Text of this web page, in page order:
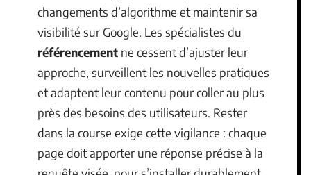
changements d’algorithme et maintenir sa
visibilité sur Google. Les spécialistes du
référencement ne cessent d’ajuster leur
approche, surveillent les nouvelles pratiques
et adaptent leur contenu pour coller au plus
près des besoins des utilisateurs. Rester
dans la course exige cette vigilance : chaque
page doit apporter une réponse précise à la